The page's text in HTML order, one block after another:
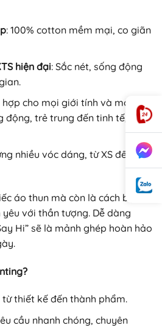
: 100% cotton mềm mại, co giãn
hiện đại: Sắc nét, sống động
hợp cho mọi giới tính và mọi
động, trẻ trung đến tinh tế, cá
nhiều vóc dáng, từ XS đến
áo thun mà còn là cách bạn
với thần tượng. Dễ dàng
Hi” sẽ là mảnh ghép hoàn hảo
thiết kế đến thành phẩm.
cầu nhanh chóng, chuyên